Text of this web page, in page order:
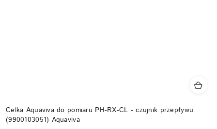
Celka Aquaviva do pomiaru PH-RX-CL - czujnik przepływu
(9900103051) Aquaviva